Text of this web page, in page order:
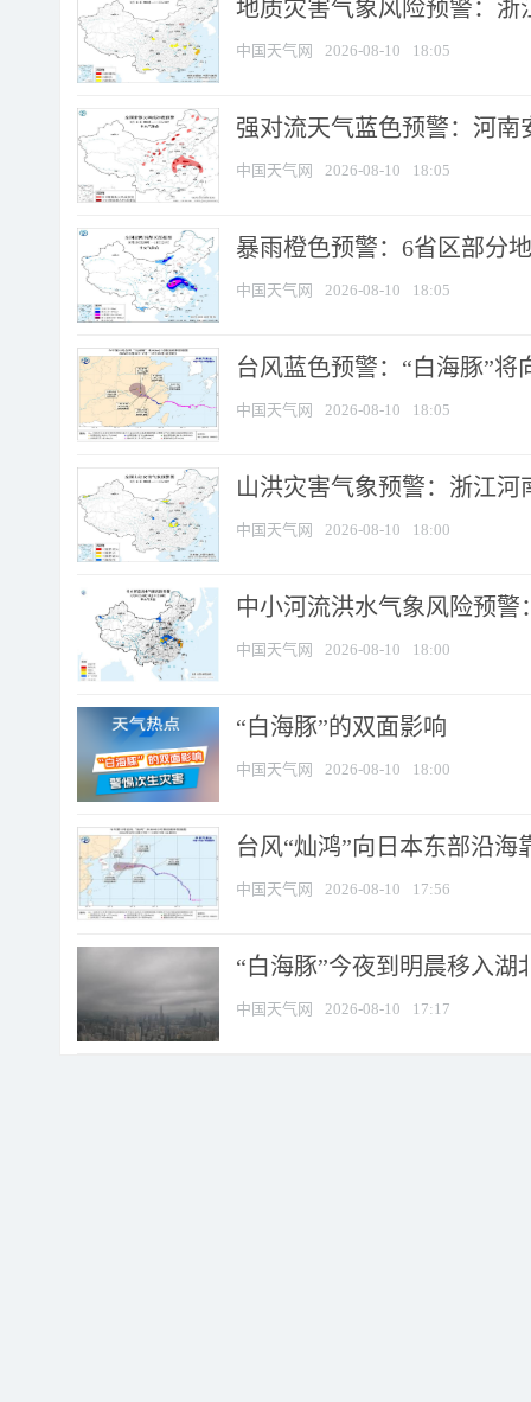
地质灾害气象风险预警：浙
中国天气网 2026-08-10 18:05
强对流天气蓝色预警：河南
中国天气网 2026-08-10 18:05
暴雨橙色预警：6省区部分
中国天气网 2026-08-10 18:05
台风蓝色预警：“白海豚”
中国天气网 2026-08-10 18:05
山洪灾害气象预警：浙江
中国天气网 2026-08-10 18:00
中小河流洪水气象风险预
中国天气网 2026-08-10 18:00
​“白海豚”的双面影响
中国天气网 2026-08-10 18:00
台风“灿鸿”向日本东部沿海
中国天气网 2026-08-10 17:56
“白海豚”今夜到明晨移入湖
中国天气网 2026-08-10 17:17